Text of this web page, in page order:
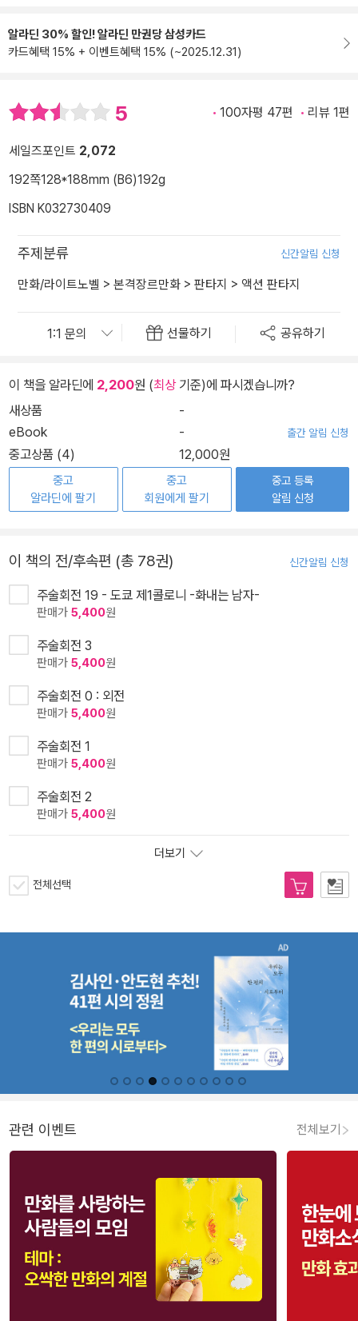
알라딘 30% 할인! 알라딘 만권당 삼성카드
카드혜택 15% + 이벤트혜택 15% (~2025.12.31)
5 100자평 47편 리뷰 1편
세일즈포인트 2,072
192쪽128*188mm (B6)192g
ISBN K032730409
주제분류 신간알림 신청
만화/라이트노벨 > 본격장르만화 > 판타지 > 액션 판타지
선물하기 공유하기
이 책을 알라딘에 2,200원 (최상기준)에 파시겠습니까?
새상품
-
eBook
- 출간 알림 신청
중고상품 (4) 12,000원
중고
알라딘에 팔기
중고
회원에게 팔기
중고 등록
알림 신청
이 책의 전/후속편 (총 78권) 신간알림 신청
주술회전 19 - 도쿄 제1콜로니 -화내는 남자-
판매가 5,400원
주술회전 3
판매가 5,400원
주술회전 0 : 외전
판매가 5,400원
주술회전 1
판매가 5,400원
주술회전 2
판매가 5,400원
더보기
전체선택
관련 이벤트 전체보기